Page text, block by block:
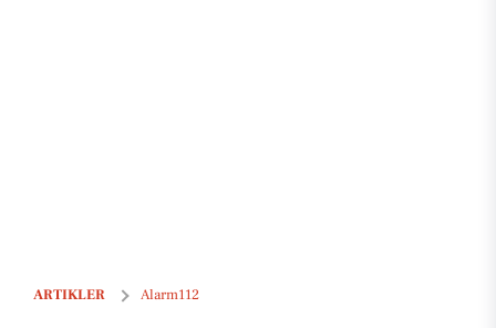
ARTIKLER Alarm112
Politiet fandt 400 ulovlige puff bars i bil ved indrejsekontrol